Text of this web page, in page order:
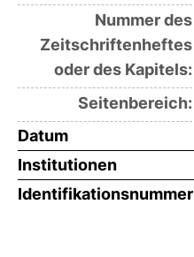
Nummer des
Zeitschriftenheftes
oder des Kapitels:
Seitenbereich:
Datum
Institutionen
Identifikationsnummer